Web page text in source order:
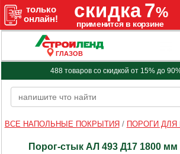
ГЛАЗОВ
488 товаров со скидкой от 15% до
ВСЕ НАПОЛЬНЫЕ ПОКРЫТИЯ / ПОРОГИ ДЛЯ
Порог-стык АЛ 493 Д17 1800 мм